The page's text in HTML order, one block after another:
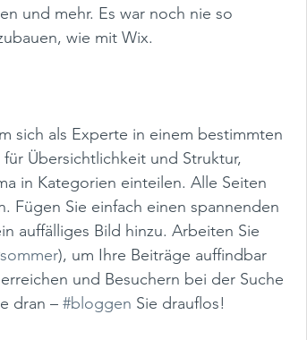
und mehr. Es war noch nie so
wie mit Wix.
sich als Experte in einem bestimmten
Übersichtlichkeit und Struktur,
in Kategorien einteilen. Alle Seiten
Fügen Sie einfach einen spannenden
auffälliges Bild hinzu. Arbeiten Sie
), um Ihre Beiträge auffindbar
und Besuchern bei der Suche
dran – #bloggen Sie drauflos!